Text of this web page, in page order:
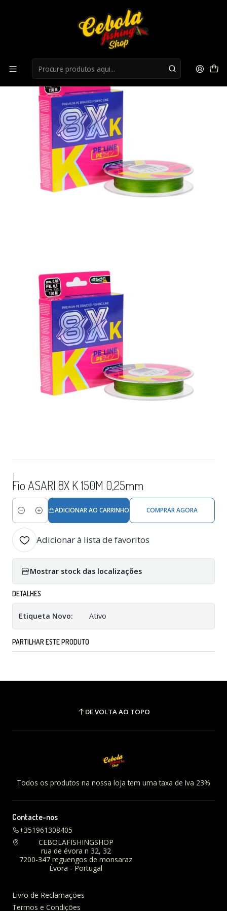
Fio ASARI 8X K 150M 0,25mm
|
Fio ASARI 8X K 150M 0,25mm
Quantidade
ADICIONAR AO CARRINHO COMPRAR AGORA
Adicionar à lista de favoritos
Mostrar stock das localizações
DETALHES
Etiqueta Novo: Ativo
PARTILHAR ESTE PRODUTO
DE VOLTA AO TOPO
Todos os produtos na nossa loja tem uma taxa de Iva 23%
Contacte-nos
+351961308405
CEBOLAFISHINGSHOP
rua de évora n 32, 32
7200-347 reguengos de monsaraz
Évora - Portugal
Livro de Reclamações
Termos e Condições